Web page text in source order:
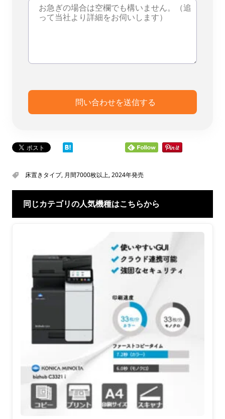
床置きタイプ, 月間7000枚以上,2024年発売
同じカテゴリの人気機種はこちらから